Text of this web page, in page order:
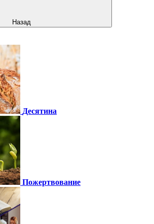
Назад
Десятина
Пожертвование